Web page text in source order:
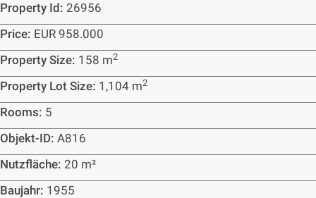
Property Id: 26956
Price: EUR 958.000
Property Size: 158 m2
Property Lot Size: 1,104 m2
Rooms: 5
Objekt-ID: A816
Nutzfläche: 20 m²
Baujahr: 1955